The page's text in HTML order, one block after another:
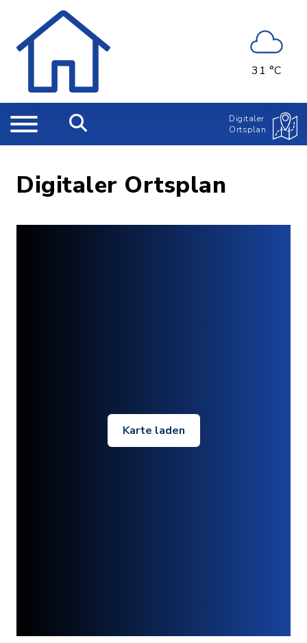
31 °C
Digitaler
Ortsplan
Digitaler Ortsplan
Karte laden